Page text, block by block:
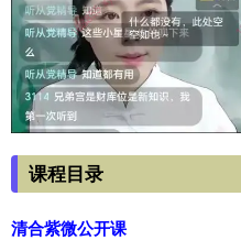
课程目录
清合紫微公开课